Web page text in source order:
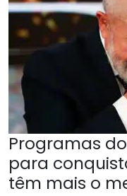
Programas
para
têm mais o